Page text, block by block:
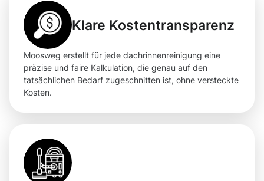
Klare Kostentransparenz
Moosweg erstellt für jede dachrinnenreinigung eine
präzise und faire Kalkulation, die genau auf den
tatsächlichen Bedarf zugeschnitten ist, ohne versteckte
Kosten.